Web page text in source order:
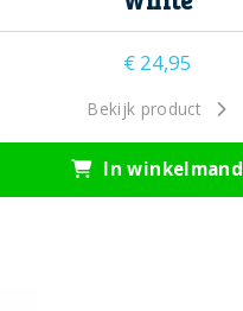
€24,95
Bekijk product
In winkelmand